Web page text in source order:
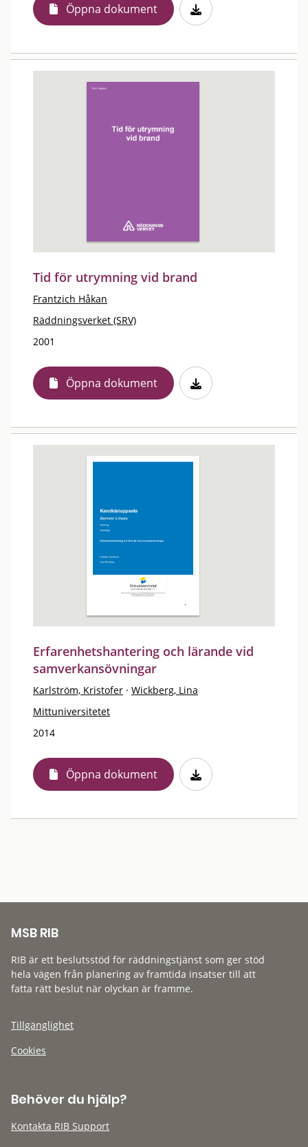
Öppna dokument
Tid för utrymning vid brand
Frantzich Håkan
Räddningsverket (SRV)
2001
Öppna dokument
Erfarenhetshantering och lärande vid
samverkansövningar
Karlström, Kristofer · Wickberg, Lina
Mittuniversitetet
2014
Öppna dokument
MSB RIB
RIB är ett beslutsstöd för räddningstjänst som ger stöd
hela vägen från planering av framtida insatser till att
fatta rätt beslut när olyckan är framme.
Tillgänglighet
Cookies
Behöver du hjälp?
Kontakta RIB Support